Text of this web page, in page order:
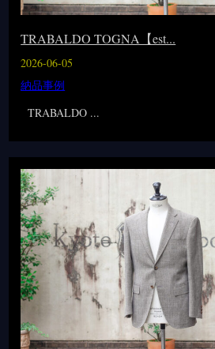
TRABALDO TOGNA【est...
2026-06-05
納品事例
TRABALDO ...